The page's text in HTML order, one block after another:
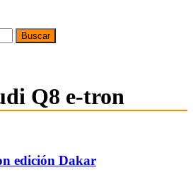
Q8 e-tron
edición Dakar